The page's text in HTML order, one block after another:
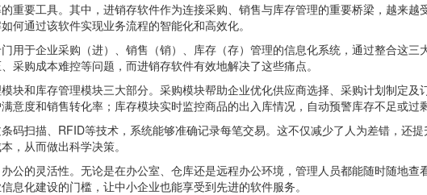
重要工具。其中，进销存软件作为连接采购、销售与库存管理的重要桥梁，越来
何通过该软件实现业务流程的智能化和高效化。
用于企业采购（进）、销售（销）、库存（存）管理的信息化系统，通过整合这
购成本难控等问题，而进销存软件有效地解决了这些痛点。
块和库存管理模块三大部分。采购模块帮助企业优化供应商选择、采购计划制定及
意度和销售转化率；库存模块实时监控商品的出入库情况，自动预警库存不足或过
码扫描、RFID等技术，系统能够准确记录每笔交易。这不仅减少了人为差错，还
，从而做出科学决策。
公的灵活性。无论是在办公室、仓库还是远程办公环境，管理人员都能随时随地查
化建设的门槛，让中小企业也能享受到先进的软件服务。